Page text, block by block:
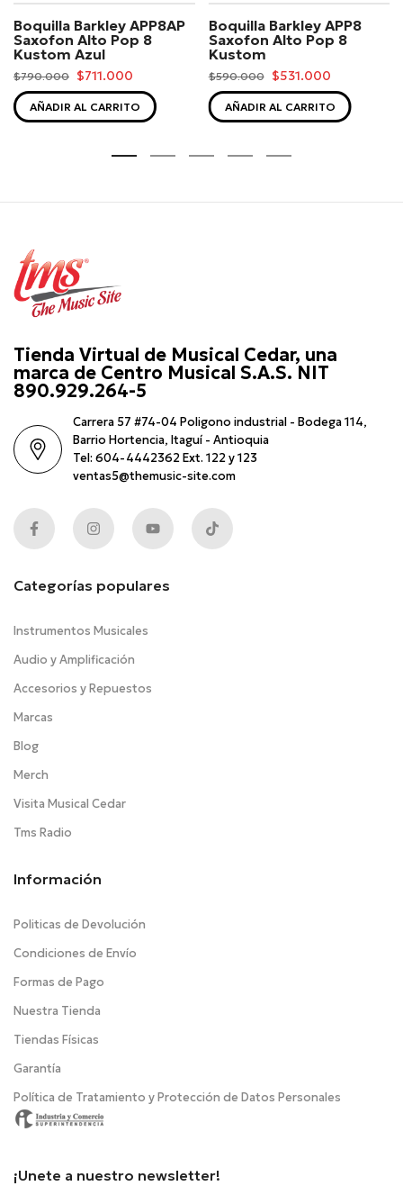
Boquilla Barkley APP8AP
Saxofon Alto Pop 8
Kustom Azul
$790.000 $711.000
AÑADIR AL CARRITO
Boquilla Barkley APP8
Saxofon Alto Pop 8
Kustom
$590.000 $531.000
AÑADIR AL CARRITO
Tienda Virtual de Musical Cedar, una
marca de Centro Musical S.A.S. NIT
890.929.264-5
Carrera 57 #74-04 Poligono industrial - Bodega 114,
Barrio Hortencia, Itaguí - Antioquia
Tel: 604-4442362 Ext. 122 y 123
ventas5@themusic-site.com
Categorías populares
Instrumentos Musicales
Audio y Amplificación
Accesorios y Repuestos
Marcas
Blog
Merch
Visita Musical Cedar
Tms Radio
Información
Politicas de Devolución
Condiciones de Envío
Formas de Pago
Nuestra Tienda
Tiendas Físicas
Garantía
Política de Tratamiento y Protección de Datos Personales
¡Unete a nuestro newsletter!